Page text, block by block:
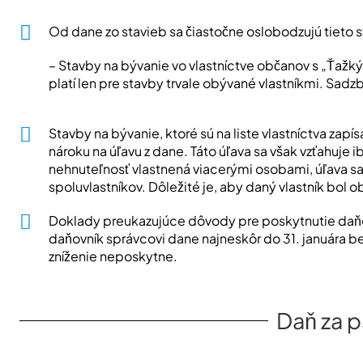
Od dane zo stavieb sa čiastočne oslobodzujú tieto
– Stavby na bývanie vo vlastníctve občanov s
platí len pre stavby trvale obývané vlastníkmi.
Stavby na bývanie, ktoré sú na liste vlastníctva
nároku na úľavu z dane. Táto úľava sa však vzťahuje
nehnuteľnosť vlastnená viacerými osobami, úľava
spoluvlastníkov. Dôležité je, aby daný vlastník bol
Doklady preukazujúce dôvody pre poskytnutie
daňovník správcovi dane najneskôr do 31. januára
zníženie neposkytne.
Daň za